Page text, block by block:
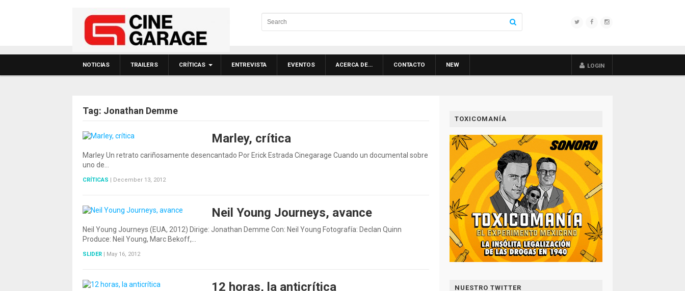
NOTICIAS TRAILERS CRÍTICAS ENTREVISTA EVENTOS ACERCA DE… CONTACTO NEW LOGIN
Tag: Jonathan Demme
Marley, crítica
Marley Un retrato cariñosamente desencantado Por Erick Estrada Cinegarage Cuando un documental sobre
uno de…
CRÍTICAS | December 13, 2012
Neil Young Journeys, avance
Neil Young Journeys (EUA, 2012) Dirige: Jonathan Demme Con: Neil Young Fotografía: Declan Quinn
Produce: Neil Young, Marc Bekoff,…
SLIDER | May 16, 2012
12 horas, la anticrítica
TOXICOMANÍA
NUESTRO TWITTER